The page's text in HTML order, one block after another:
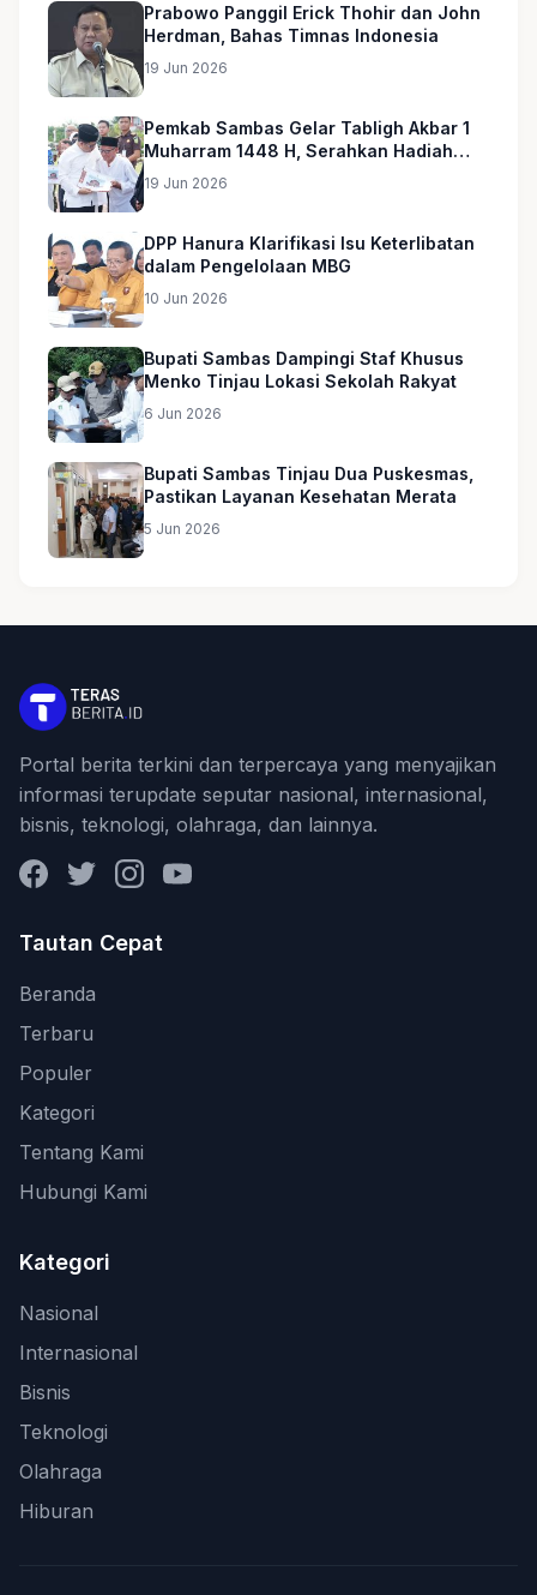
Prabowo Panggil Erick Thohir dan John
Herdman, Bahas Timnas Indonesia
19 Jun 2026
Pemkab Sambas Gelar Tabligh Akbar 1
Muharram 1448 H, Serahkan Hadiah
Umroh untuk Guru Ngaji dan Imam
19 Jun 2026
DPP Hanura Klarifikasi Isu Keterlibatan
dalam Pengelolaan MBG
10 Jun 2026
Bupati Sambas Dampingi Staf Khusus
Menko Tinjau Lokasi Sekolah Rakyat
6 Jun 2026
Bupati Sambas Tinjau Dua Puskesmas,
Pastikan Layanan Kesehatan Merata
5 Jun 2026
Portal berita terkini dan terpercaya yang menyajikan
informasi terupdate seputar nasional, internasional,
bisnis, teknologi, olahraga, dan lainnya.
FacebookTwitterInstagramYouTube
Tautan Cepat
Beranda
Terbaru
Populer
Kategori
Tentang Kami
Hubungi Kami
Kategori
Nasional
Internasional
Bisnis
Teknologi
Olahraga
Hiburan